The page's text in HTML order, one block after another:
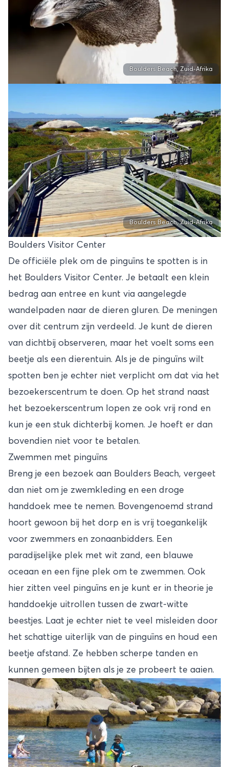
Boulders Beach, Zuid-Afrika
Boulders Beach, Zuid-Afrika
Boulders Visitor Center
De officiële plek om de pinguïns te spotten is in
het Boulders Visitor Center. Je betaalt een klein
bedrag aan entree en kunt via aangelegde
wandelpaden naar de dieren gluren. De meningen
over dit centrum zijn verdeeld. Je kunt de dieren
van dichtbij observeren, maar het voelt soms een
beetje als een dierentuin. Als je de pinguïns wilt
spotten ben je echter niet verplicht om dat via het
bezoekerscentrum te doen. Op het strand naast
het bezoekerscentrum lopen ze ook vrij rond en
kun je een stuk dichterbij komen. Je hoeft er dan
bovendien niet voor te betalen.
Zwemmen met pinguïns
Breng je een bezoek aan Boulders Beach, vergeet
dan niet om je zwemkleding en een droge
handdoek mee te nemen. Bovengenoemd strand
hoort gewoon bij het dorp en is vrij toegankelijk
voor zwemmers en zonaanbidders. Een
paradijselijke plek met wit zand, een blauwe
oceaan en een fijne plek om te zwemmen. Ook
hier zitten veel pinguïns en je kunt er in theorie je
handdoekje uitrollen tussen de zwart-witte
beestjes. Laat je echter niet te veel misleiden door
het schattige uiterlijk van de pinguïns en houd een
beetje afstand. Ze hebben scherpe tanden en
kunnen gemeen bijten als je ze probeert te aaien.